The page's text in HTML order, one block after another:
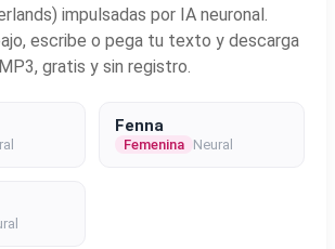
impulsadas por IA neuronal.
escribe o pega tu texto y descarga
gratis y sin registro.
Fenna
Femenina Neural